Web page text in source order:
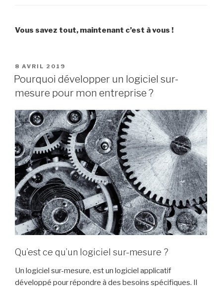
Vous savez tout, maintenant c’est à vous !
PUBLIÉ
LE
8 AVRIL 2019
Pourquoi développer un logiciel sur-
mesure pour mon entreprise ?
Qu’est ce qu’un logiciel sur-mesure ?
Un logiciel sur-mesure, est un logiciel applicatif
développé pour répondre à des besoins spécifiques. Il